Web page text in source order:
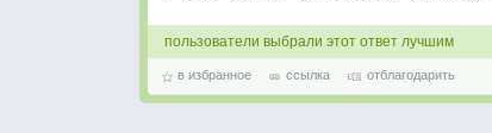
пользователи выбрали этот ответ лучшим
в избранное ссылка отблагодарить